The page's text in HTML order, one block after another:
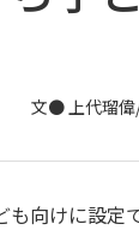
文● 上代瑠偉
向けに設定